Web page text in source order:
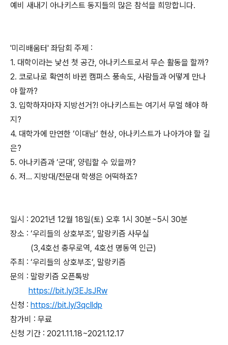
예비 새내기 아나키스트 동지들의 많은 참석을 희망합니다.
'미리배움터' 좌담회 주제 :
1. 대학이라는 낯선 첫 공간, 아나키스트로서 무슨 활동을 할까?
2. 코로나로 확연히 바뀐 캠퍼스 풍속도, 사람들과 어떻게 만나
야 할까?
3. 입학하자마자 지방선거?! 아나키스트는 여기서 무얼 해야 하
지?
4. 대학가에 만연한 ‘이대남’ 현상, 아나키스트가 나아가야 할 길
은?
5. 아나키즘과 ‘군대’, 양립할 수 있을까?
6. 저... 지방대/전문대 학생은 어떡하죠?
일시 : 2021년 12월 18일(토) 오후 1시 30분~5시 30분
장소 : ‘우리들의 상호부조‘, 말랑키즘 사무실
(3,4호선 충무로역, 4호선 명동역 인근)
주최 : ‘우리들의 상호부조‘, 말랑키즘
문의 : 말랑키즘 오픈톡방
https://bit.ly/3EJsJRw
신청 : https://bit.ly/3qclldp
참가비 : 무료
신청 기간 : 2021.11.18~2021.12.17